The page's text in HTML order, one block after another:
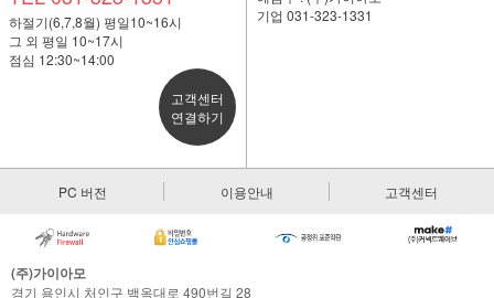
하절기(6,7,8월) 평일10~16시
그 외 평일 10~17시
점심 12:30~14:00
고객센터
연결하기
기업 031-323-1331
PC 버전 이용안내 고객센터
(주)가이아모
경기 용인시 처인구 백옥대로 490번길 28